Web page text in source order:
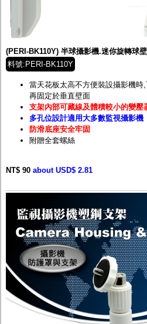
多路攝影機單軸傳輸
監聽器.麥克風
網路設備
視訊轉換設備
雙絞線傳輸器
雜訊改善器
分配放大器
網路線用水晶頭
網路線
懶人線.同軸線.花線
線頭.插座.延長線.HDMI線
集線盒.防水盒.配線盒
偽裝嚇阻假監視器. 警示防盜貼紙
電腦工業機殼
(PERI-BK110Y) 半球攝影機.迷你旋轉球
料號:PERI-BK110Y
當天花板太高不方便裝設攝影機
再固定於垂直壁面
支架內部可藏線及體積較小的變壓
多孔位設計適用大多數監視攝影機
防滑底座安全牢固
附贈全套螺絲
NT$ 90 about USD$ 2.81